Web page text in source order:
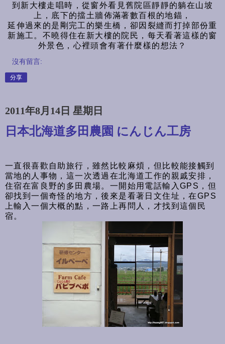
到新大樓走唱時，從窗外看見舊院區靜靜的躺在山坡
上，底下的擋土牆佈滿著數百根的地錨，
延伸過來的是剛完工的樂生橋，卻因裂縫而打掉部份重
新施工。不曉得住在新大樓的院民，每天看著這樣的窗
外景色，心裡頭會有著什麼樣的想法？
沒有留言:
分享
2011年8月14日 星期日
日本北海道多田農園 にんじん工房
一直很喜歡自助旅行，雖然比較麻煩，但比較能接觸到
當地的人事物，這一次透過在北海道工作的親戚安排，
住宿在富良野的多田農場。一開始用電話輸入GPS，但
卻找到一個奇怪的地方，後來是看著日文住址，在GPS
上輸入一個大概的點，一路上再問人，才找到這個民
宿。